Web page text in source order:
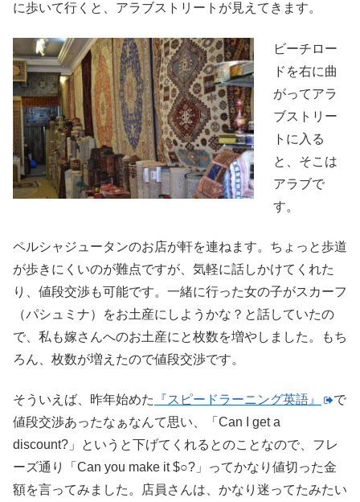
に歩いて行くと、アラブストリートが見えてきます。
ビーチロー
ドを右に曲
がってアラ
ブストリー
トに入る
と、そこは
アラブで
す。
ペルシャジュータンのお店が軒を連ねます。ちょっと歩道
が歩きにくいのが難点ですが、気軽に話しかけてくれた
り、値段交渉も可能です。一緒に行った女の子がスカーフ
（パシュミナ）をお土産にしようかな？と話していたの
で、私も嫁さんへのお土産にと枚数を増やしました。もち
ろん、枚数が増えたので値段交渉です。
そういえば、昨年始めた 『スピードラーニング英語』
で
値段交渉あったなぁなんて思い、「Can I get a
discount?」というと下げてくれるとのことなので、フレ
ーズ通り「Can you make it $○?」ってかなり値切った金
額を言ってみました。店員さんは、かなり迷ってたみたい